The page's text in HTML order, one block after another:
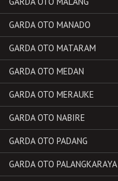
GARDA OTO MANADO
GARDA OTO MATARAM
GARDA OTO MEDAN
GARDA OTO MERAUKE
GARDA OTO NABIRE
GARDA OTO PADANG
GARDA OTO PALANGKARAYA